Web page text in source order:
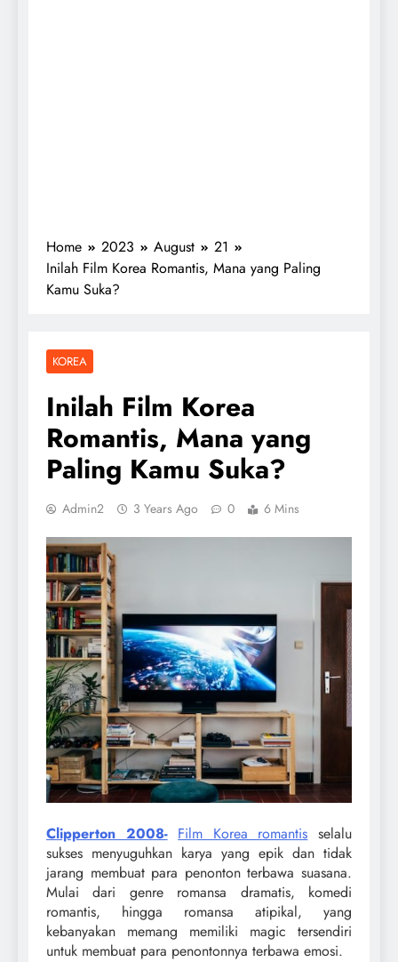
Home 2023 August
21
Inilah Film Korea Romantis, Mana yang Paling
Kamu Suka?
KOREA
Inilah Film Korea
Romantis, Mana yang
Paling Kamu Suka?
Admin2 3 Years Ago 0 6 Mins
Clipperton 2008- Film Korea romantis selalu
sukses menyuguhkan karya yang epik dan tidak
jarang membuat para penonton terbawa suasana.
Mulai dari genre romansa dramatis, komedi
romantis, hingga romansa atipikal, yang
kebanyakan memang memiliki magic tersendiri
untuk membuat para penontonnya terbawa emosi.